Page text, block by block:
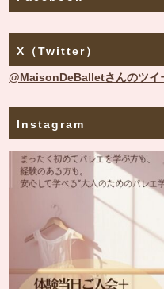
X（Twitter）
@MaisonDeBalletさんのツイ
Instagram